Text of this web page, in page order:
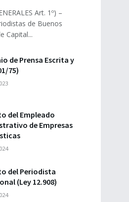
Art. 1º) –
de Buenos
Capital...
de Prensa Escrita y
75)
del Empleado
de Empresas
del Periodista
(Ley 12.908)